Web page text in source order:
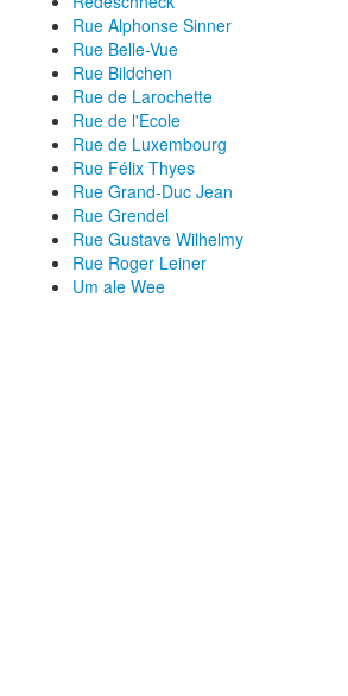
Rue Alphonse Sinner
Rue Belle-Vue
Rue Bildchen
Rue de Larochette
Rue de l'Ecole
Rue de Luxembourg
Rue Félix Thyes
Rue Grand-Duc Jean
Rue Grendel
Rue Gustave Wilhelmy
Rue Roger Leiner
Um ale Wee